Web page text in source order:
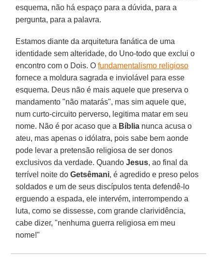
esquema, não há espaço para a dúvida, para a
pergunta, para a palavra.
Estamos diante da arquitetura fanática de uma
identidade sem alteridade, do Uno-todo que exclui o
encontro com o Dois. Ofundamentalismo religioso
fornece a moldura sagrada e inviolável para esse
esquema. Deus não é mais aquele que preserva o
mandamento "não matarás", mas sim aquele que,
num curto-circuito perverso, legitima matar em seu
nome. Não é por acaso que a Bíblia nunca acusa o
ateu, mas apenas o idólatra, pois sabe bem aonde
pode levar a pretensão religiosa de ser donos
exclusivos da verdade. QuandoJesus, ao final da
terrível noite doGetsêmani, é agredido e preso pelos
soldados e um de seus discípulos tenta defendê-lo
erguendo a espada, ele intervém, interrompendo a
luta, como se dissesse, com grande clarividência,
cabe dizer, "nenhuma guerra religiosa em meu
nome!"